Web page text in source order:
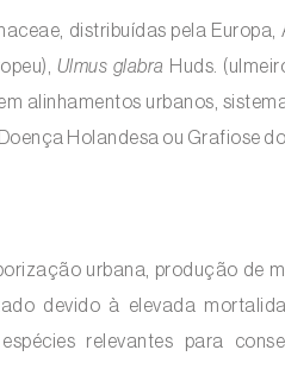
distribuídas pela Europa,
Ulmus glabra Huds.
alinhamentos urbanos,
Holandesa ou Grafiose
urbana, produção de
devido à elevada
relevantes para